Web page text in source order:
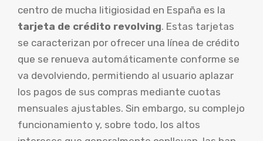
centro de mucha litigiosidad en España es la
tarjeta de crédito revolving. Estas tarjetas
se caracterizan por ofrecer una línea de crédito
que se renueva automáticamente conforme se
va devolviendo, permitiendo al usuario aplazar
los pagos de sus compras mediante cuotas
mensuales ajustables. Sin embargo, su complejo
funcionamiento y, sobre todo, los altos